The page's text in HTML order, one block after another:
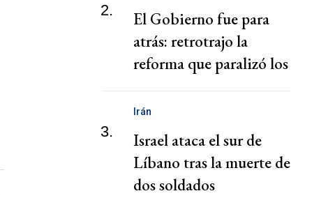
2.
El Gobierno fue para
atrás: retrotrajo la
reforma que paralizó los
3.
Irán
Israel ataca el sur de
Líbano tras la muerte de
dos soldados